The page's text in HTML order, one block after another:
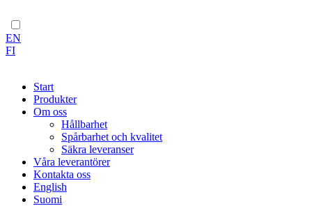
EN
FI
Start
Produkter
Om oss
Hållbarhet
Spårbarhet och kvalitet
Säkra leveranser
Våra leverantörer
Kontakta oss
English
Suomi